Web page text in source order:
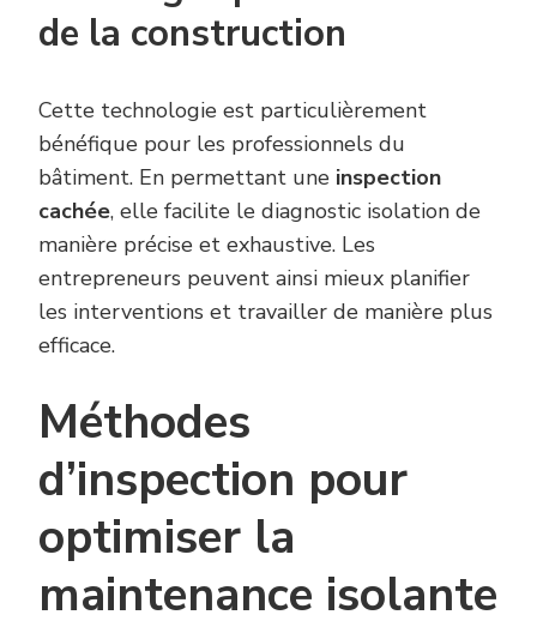
de la construction
Cette technologie est particulièrement
bénéfique pour les professionnels du
bâtiment. En permettant une inspection
cachée, elle facilite le diagnostic isolation de
manière précise et exhaustive. Les
entrepreneurs peuvent ainsi mieux planifier
les interventions et travailler de manière plus
efficace.
Méthodes
d’inspection pour
optimiser la
maintenance isolante